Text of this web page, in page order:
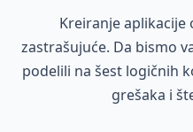
Kreiranje aplikacije
zastrašujuće. Da bismo
podelili na šest logičnih
grešaka i